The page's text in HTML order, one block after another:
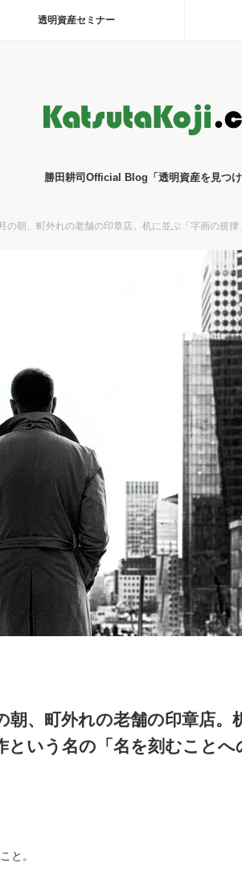
透明資産セミナー
勝田耕司Official Blog「透明資産を見つけ
の朝、町外れの老舗の印章店。机に並ぶ「字画の規
朝、町外れの老舗の印章店。
という名の「名を刻むことへ
と。